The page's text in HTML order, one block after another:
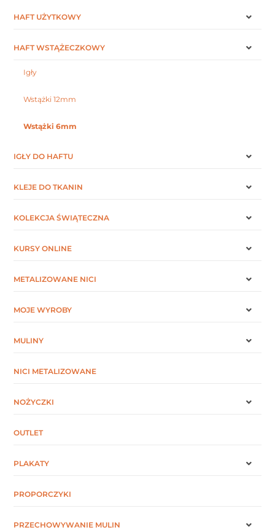
HAFT UŻYTKOWY
HAFT WSTĄŻECZKOWY
Igły
Wstążki 12mm
Wstążki 6mm
IGŁY DO HAFTU
KLEJE DO TKANIN
KOLEKCJA ŚWIĄTECZNA
KURSY ONLINE
METALIZOWANE NICI
MOJE WYROBY
MULINY
NICI METALIZOWANE
NOŻYCZKI
OUTLET
PLAKATY
PROPORCZYKI
PRZECHOWYWANIE MULIN